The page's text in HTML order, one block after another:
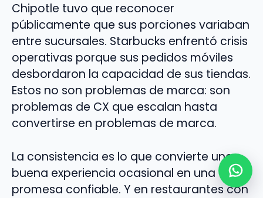
Chipotle tuvo que reconocer
públicamente que sus porciones variaban
entre sucursales. Starbucks enfrentó crisis
operativas porque sus pedidos móviles
desbordaron la capacidad de sus tiendas.
Estos no son problemas de marca: son
problemas de CX que escalan hasta
convertirse en problemas de marca.
La consistencia es lo que convierte una
buena experiencia ocasional en una
promesa confiable. Y en restaurantes con